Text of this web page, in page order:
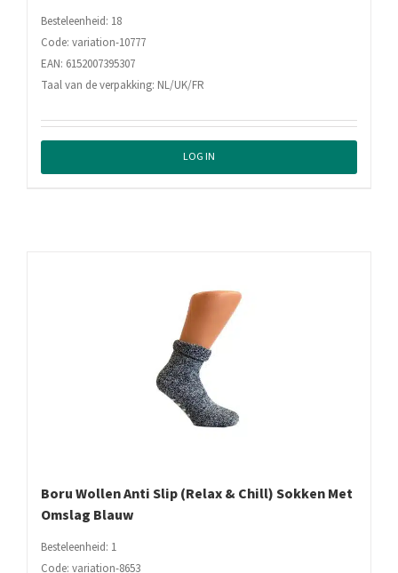
Besteleenheid: 18
Code: variation-10777
EAN: 6152007395307
Taal van de verpakking: NL/UK/FR
LOG IN
Boru Wollen Anti Slip (Relax & Chill) Sokken Met
Omslag Blauw
Besteleenheid: 1
Code: variation-8653